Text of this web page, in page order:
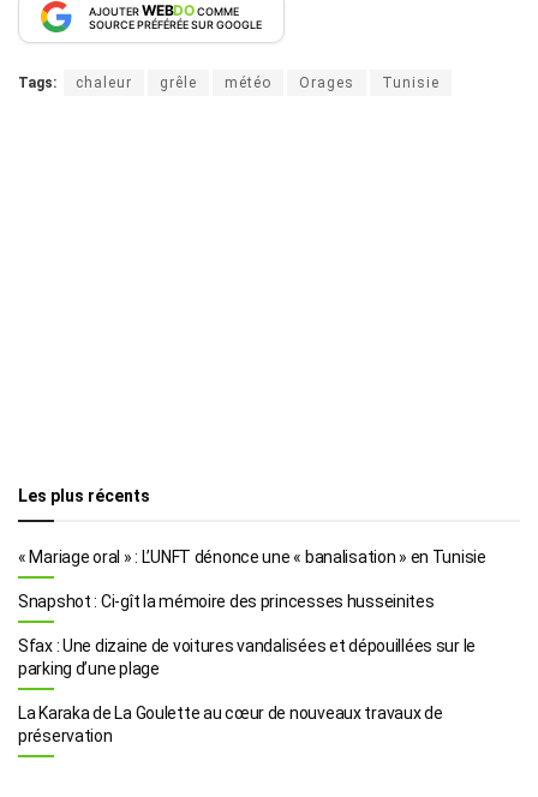
AJOUTERWEBDOCOMME
SOURCE PRÉFÉRÉE SUR GOOGLE
Tags: chaleur grêle météo Orages Tunisie
Les plus récents
« Mariage oral » : L’UNFT dénonce une « banalisation » en Tunisie
Snapshot : Ci-gît la mémoire des princesses husseinites
Sfax : Une dizaine de voitures vandalisées et dépouillées sur le
parking d’une plage
La Karaka de La Goulette au cœur de nouveaux travaux de
préservation